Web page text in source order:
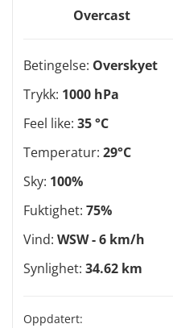
Overcast
Betingelse: Overskyet
Trykk: 1000 hPa
Feel like: 35 °C
Temperatur: 29°C
Sky: 100%
Fuktighet: 75%
Vind: WSW - 6 km/h
Synlighet: 34.62 km
Oppdatert: